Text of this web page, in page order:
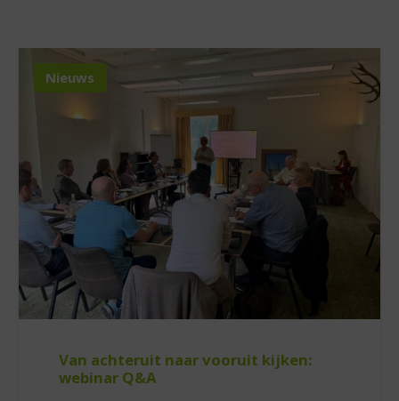
Nieuws
Van achteruit naar vooruit kijken:
webinar Q&A